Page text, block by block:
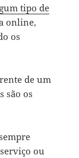
tipo de
online,
os
de um
são os
ou